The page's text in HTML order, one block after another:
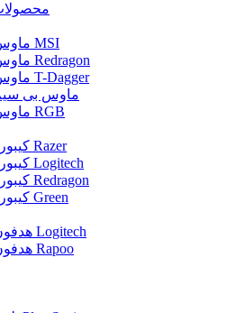
ماوس گیمینگ MSI
ماوس گیمینگ Redragon
ماوس گیمینگ T-Dagger
ماوس بی
ماوس گیمینگ RGB
کیبورد گیمینگ Razer
کیبورد گیمینگ Logitech
کیبورد گیمینگ Redragon
کیبورد گیمینگ Green
هدفون گیمینگ Logitech
هدفون گیمینگ Rapoo